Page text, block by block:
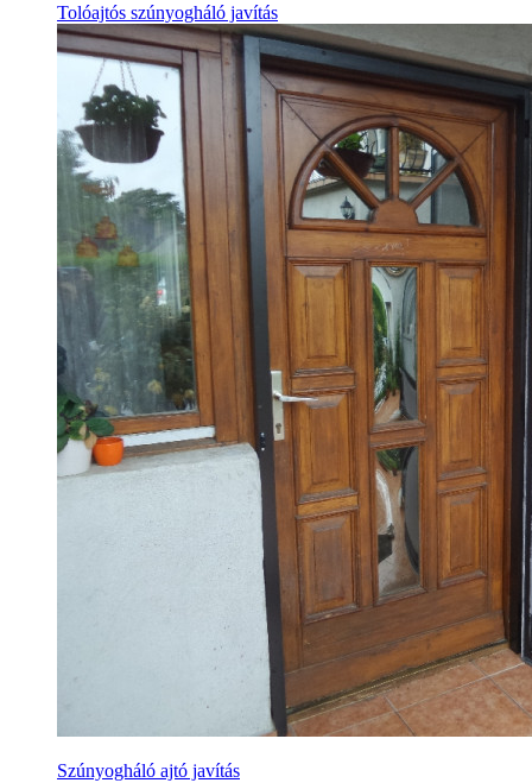
Tolóajtós szúnyogháló javítás
Szúnyogháló ajtó javítás